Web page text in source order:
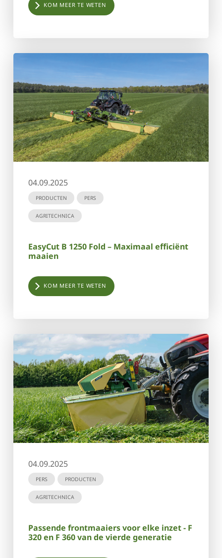
KOM MEER TE WETEN
04.09.2025
PRODUCTEN PERS
AGRITECHNICA
EasyCut B 1250 Fold – Maximaal efficiënt
maaien
KOM MEER TE WETEN
04.09.2025
PERS PRODUCTEN
AGRITECHNICA
Passende frontmaaiers voor elke inzet - F
320 en F 360 van de vierde generatie